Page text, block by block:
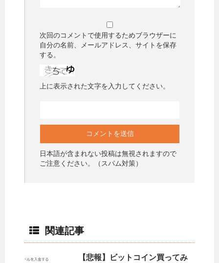
次回のコメントで使用するためブラウザーに
自分の名前、メールアドレス、サイトを保存
する。
上に表示された文字を入力してください。
日本語が含まれない投稿は無視されますので
ご注意ください。（スパム対策）
関連記事
【悲報】ビットコイン買ってみ